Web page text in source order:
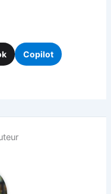
Copilot